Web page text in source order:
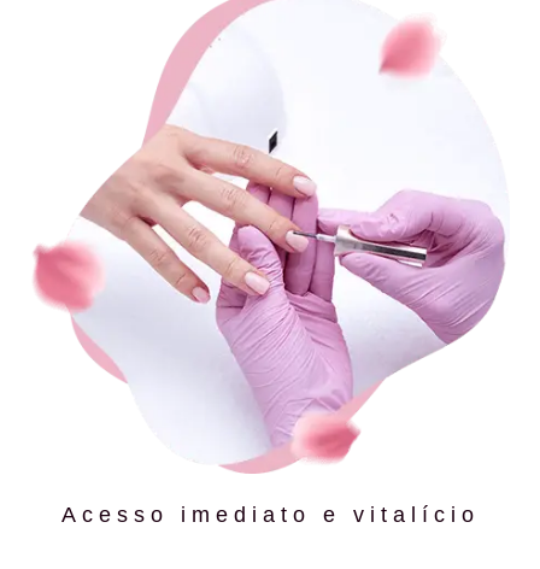
Acesso imediato e vitalício